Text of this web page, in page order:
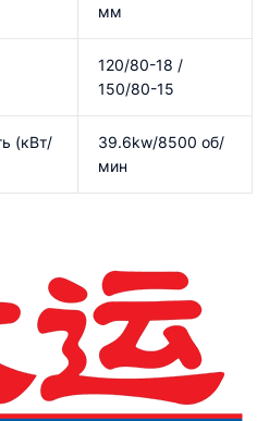
мм
120/80-18 /
150/80-15
(кВт/
39.6kw/8500 об/
мин